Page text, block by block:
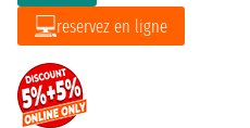
reservez en ligne